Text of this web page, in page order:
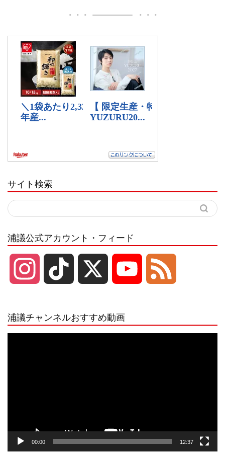
サイト検索
浦議公式アカウント・フィード
r e
浦議チャンネルおすすめ動画
00:00 12:37